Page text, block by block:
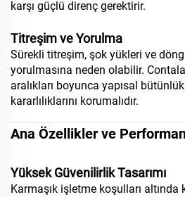
karşı güçlü direnç gerektirir.
Titreşim ve Yorulma
Sürekli titreşim, şok yükleri ve
yorulmasına neden olabilir.
aralıkları boyunca yapısal
kararlılıklarını korumalıdır.
Ana Özellikler ve
Yüksek Güvenilirlik Tasarımı
Karmaşık işletme koşulları altında